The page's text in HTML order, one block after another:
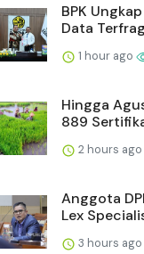
BPK
Data
1 hour ago
Hingga
889
2 hours ago
Anggota
Lex
3 hours ago